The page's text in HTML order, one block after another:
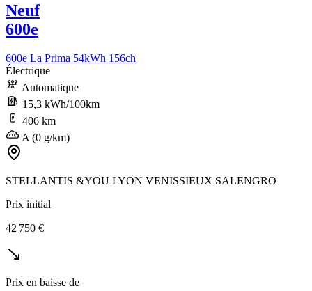
Neuf
600e
600e La Prima 54kWh 156ch
Électrique
Automatique
15,3 kWh/100km
406 km
A (0 g/km)
STELLANTIS &YOU LYON VENISSIEUX SALENGRO
Prix initial
42 750 €
Prix en baisse de